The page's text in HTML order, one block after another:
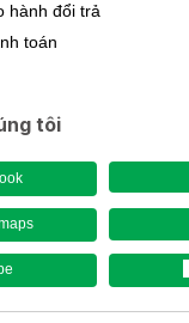
hành đổi trả
toán
tôi